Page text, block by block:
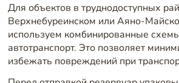
Для объектов в труднодоступных
Верхнебуреинском или Аяно-
используем комбинированные
автотранспорт. Это позволяет
избежать повреждений при